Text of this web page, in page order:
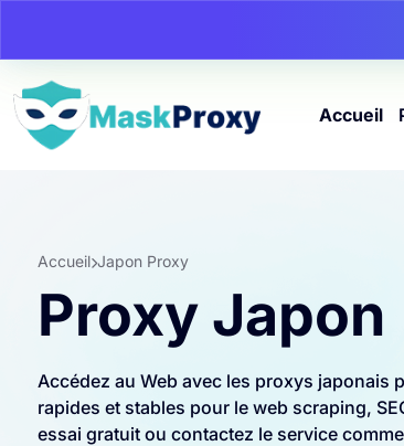
Accueil
Accueil Japon Proxy
Proxy Japon
Accédez au Web avec les proxys japonais
rapides et stables pour le web scraping,
essai gratuit ou contactez le service